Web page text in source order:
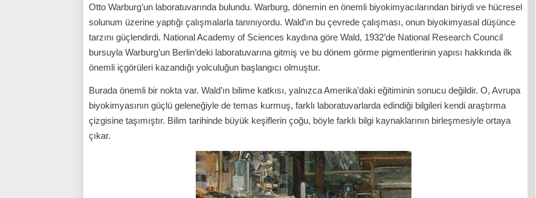
Otto Warburg’un laboratuvarında bulundu. Warburg, dönemin en önemli biyokimyacılarından biriydi ve hücresel
solunum üzerine yaptığı çalışmalarla tanınıyordu. Wald’ın bu çevrede çalışması, onun biyokimyasal düşünce
tarzını güçlendirdi. National Academy of Sciences kaydına göre Wald, 1932’de National Research Council
bursuyla Warburg’un Berlin’deki laboratuvarına gitmiş ve bu dönem görme pigmentlerinin yapısı hakkında ilk
önemli içgörüleri kazandığı yolculuğun başlangıcı olmuştur.
Burada önemli bir nokta var. Wald’ın bilime katkısı, yalnızca Amerika’daki eğitiminin sonucu değildir. O, Avrupa
biyokimyasının güçlü geleneğiyle de temas kurmuş, farklı laboratuvarlarda edindiği bilgileri kendi araştırma
çizgisine taşımıştır. Bilim tarihinde büyük keşiflerin çoğu, böyle farklı bilgi kaynaklarının birleşmesiyle ortaya
çıkar.